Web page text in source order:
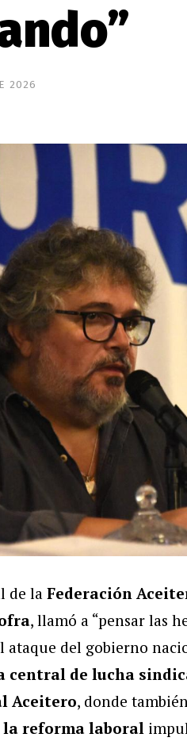
2026
de la Federación
, llamó a “pensar las
ataque del gobierno
central de lucha
Aceitero, donde
la reforma laboral